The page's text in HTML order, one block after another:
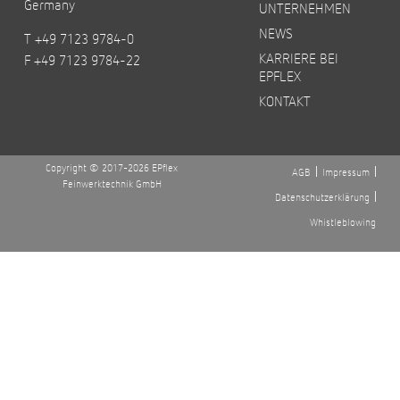
T +49 7123 9784-0
F +49 7123 9784-22
UNTERNEHMEN
NEWS
KARRIERE BEI
EPFLEX
KONTAKT
Copyright © 2017-2026 EPflex
Feinwerktechnik GmbH
AGB
Impressum
Datenschutzerklärung
Whistleblowing